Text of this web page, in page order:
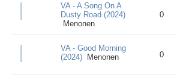
VA - A Song On A
Dusty Road (2024)
Menonen
0
VA - Good Morning
(2024)
Menonen 0